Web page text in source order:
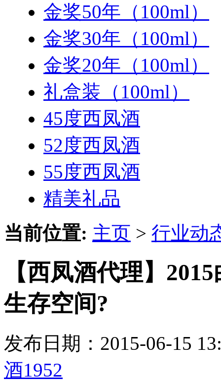
金奖50年（100ml）
金奖30年（100ml）
金奖20年（100ml）
礼盒装（100ml）
45度西凤酒
52度西凤酒
55度西凤酒
精美礼品
当前位置: 主页 > 行业动
【西凤酒代理】
生存空间?
发布日期：2015-06-15
酒1952